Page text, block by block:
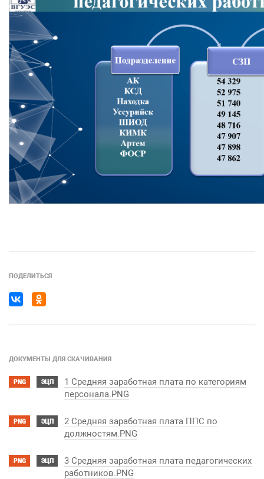
ПОДЕЛИТЬСЯ
ДОКУМЕНТЫ ДЛЯ СКАЧИВАНИЯ
PNG ЭЦП
1 Средняя заработная плата по категориям
персонала.PNG
PNG ЭЦП
2 Средняя заработная плата ППС по
должностям.PNG
PNG ЭЦП
3 Средняя заработная плата педагогических
работников.PNG